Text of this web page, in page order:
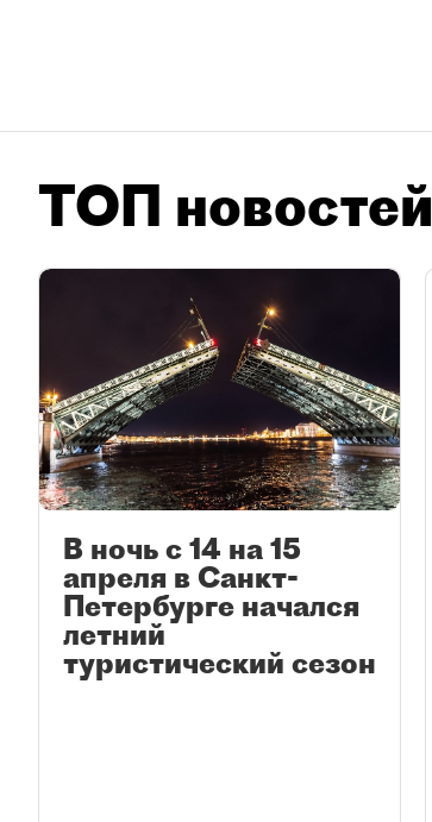
ТОП новостей
В ночь с 14 на 15
апреля в Санкт-
Петербурге начался
летний
туристический сезон